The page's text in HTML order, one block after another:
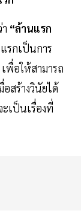
“ล้านแรก
รกเป็นการ
พื่อให้สามารถ
อสร้างวินัยได้
เป็นเรื่องที่